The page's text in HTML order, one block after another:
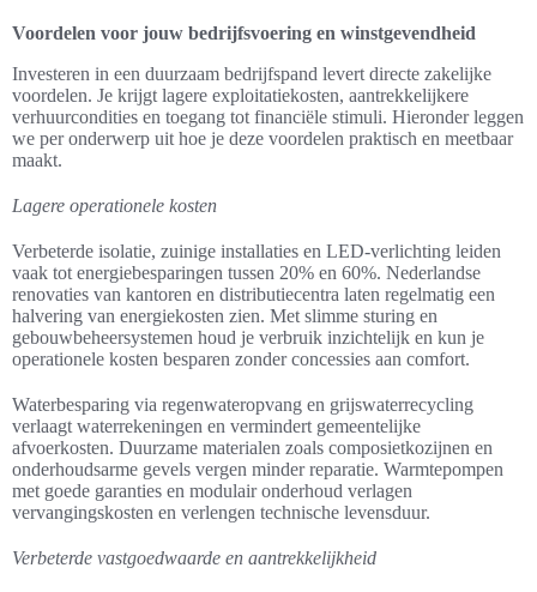
Voordelen voor jouw bedrijfsvoering en winstgevendheid
Investeren in een duurzaam bedrijfspand levert directe zakelijke
voordelen. Je krijgt lagere exploitatiekosten, aantrekkelijkere
verhuurcondities en toegang tot financiële stimuli. Hieronder leggen
we per onderwerp uit hoe je deze voordelen praktisch en meetbaar
maakt.
Lagere operationele kosten
Verbeterde isolatie, zuinige installaties en LED-verlichting leiden
vaak tot energiebesparingen tussen 20% en 60%. Nederlandse
renovaties van kantoren en distributiecentra laten regelmatig een
halvering van energiekosten zien. Met slimme sturing en
gebouwbeheersystemen houd je verbruik inzichtelijk en kun je
operationele kosten besparen zonder concessies aan comfort.
Waterbesparing via regenwateropvang en grijswaterrecycling
verlaagt waterrekeningen en vermindert gemeentelijke
afvoerkosten. Duurzame materialen zoals composietkozijnen en
onderhoudsarme gevels vergen minder reparatie. Warmtepompen
met goede garanties en modulair onderhoud verlagen
vervangingskosten en verlengen technische levensduur.
Verbeterde vastgoedwaarde en aantrekkelijkheid